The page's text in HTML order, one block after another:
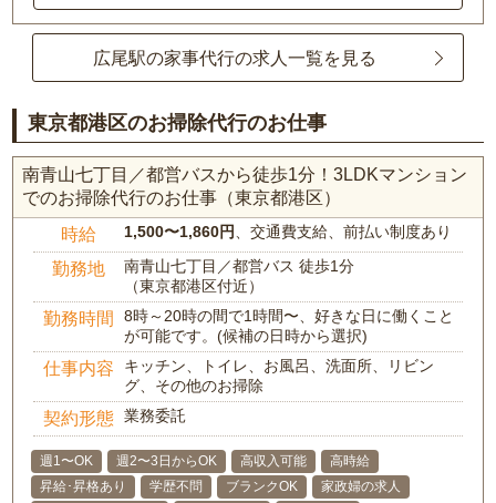
広尾駅の家事代行の求人一覧を見る
東京都港区のお掃除代行のお仕事
南青山七丁目／都営バスから徒歩1分！3LDKマンション
でのお掃除代行のお仕事（東京都港区）
時給 1,500〜1,860円 、交通費支給、前払い制度あり
勤務地
南青山七丁目／都営バス 徒歩1分
（東京都港区付近）
勤務時間
8時～20時の間で1時間〜、好きな日に働くこと
が可能です。(候補の日時から選択)
仕事内容
キッチン、トイレ、お風呂、洗面所、リビン
グ、その他のお掃除
契約形態 業務委託
週1〜OK 週2〜3日からOK 高収入可能
高時給
昇給･昇格あり
学歴不問 ブランクOK
家政婦の求人